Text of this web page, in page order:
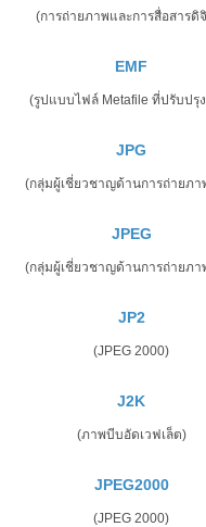
(การถ่ายภาพและการสื่อสารดิ
EMF
(รูปแบบไฟล์ Metafile ที่ปรับปรุ
JPG
(กลุ่มผู้เชี่ยวชาญด้านการถ่ายภา
JPEG
(กลุ่มผู้เชี่ยวชาญด้านการถ่ายภา
JP2
(JPEG 2000)
J2K
(ภาพบีบอัดเวฟเล็ต)
JPEG2000
(JPEG 2000)